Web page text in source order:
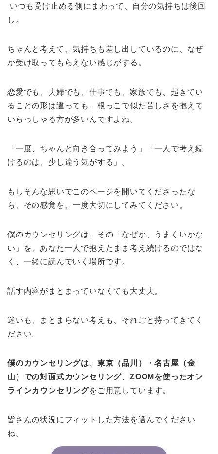
いつも受け止める側にまわって、自分の気持ちは後回
し。
ちゃんと考えて、気持ちも差し出しているのに、なぜ
か受け取ってもらえない感じがする。
恋愛でも、夫婦でも、仕事でも、家族でも、起きてい
ることの形は違っても、根っこで似た苦しさを抱えて
いらっしゃる方が多いんですよね。
「一度、ちゃんと向き合ってみよう」「一人で考え続
けるのは、少し違う気がする」。
もしそんな思いでこのページを開いてくださったな
ら、その感覚を、一度大切にしてみてください。
僕のカウンセリングは、その「なぜか、うまくいかな
い」を、あなた一人で抱えたまま考え続けるのではな
く、一緒に読んでいく場所です。
話す内容がまとまっていなくても大丈夫。
迷いも、まとまらない考えも、それごと持ってきてく
ださい。
僕のカウンセリングは、東京（品川）・名古屋（金
山）での対面式カウンセリング 、ZOOMを使ったオン
ラインカウンセリングをご用意しています。
皆さんの状況にフィットした方法を選んでください
ね。